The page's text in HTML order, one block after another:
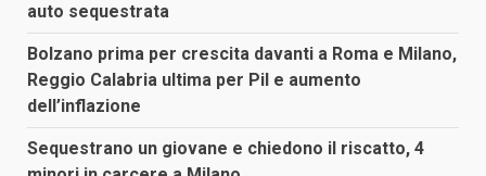
auto sequestrata
Bolzano prima per crescita davanti a Roma e Milano,
Reggio Calabria ultima per Pil e aumento
dell’inflazione
Sequestrano un giovane e chiedono il riscatto, 4